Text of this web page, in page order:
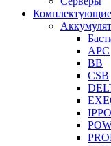
APC
BB
CSB